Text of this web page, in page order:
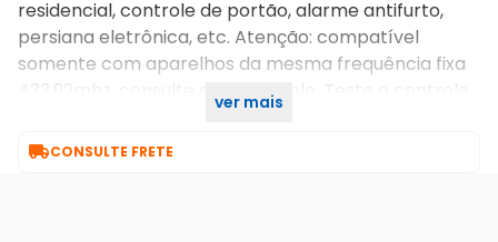
residencial, controle de portão, alarme antifurto,
persiana eletrônica, etc. Atenção: compatível
somente com aparelhos da mesma frequência fixa
433,92mhz, consulte o seu modelo. Teste o controle
ver mais
CONSULTE FRETE